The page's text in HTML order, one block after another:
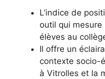
L’indice de
outil qui
élèves au
Il offre un
contexte socio-
à Vitrolles et la